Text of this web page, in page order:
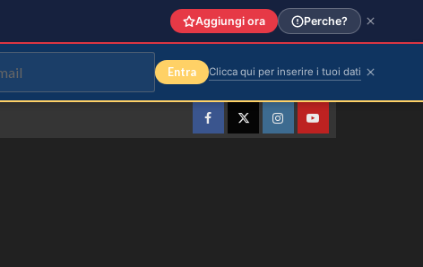
FacebookTwitterInstagramYouTube
Aggiungi ora Perche?
Entra Clicca qui per inserire i tuoi dati